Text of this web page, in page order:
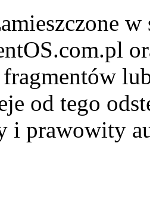
od tego
i prawowity